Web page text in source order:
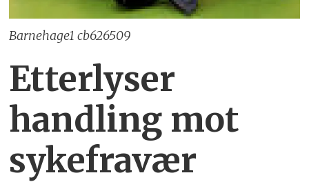
Barnehage1 cb626509
Etterlyser
handling mot
sykefravær